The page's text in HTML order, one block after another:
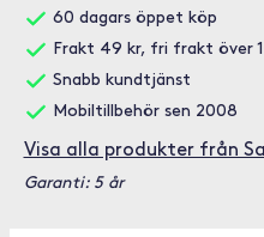
60 dagars öppet köp
Frakt 49 kr, fri frakt över
Snabb kundtjänst
Mobiltillbehör sen 2008
Visa alla produkter från
Garanti: 5 år